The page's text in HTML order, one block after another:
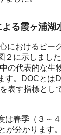
る霞ヶ浦湖
におけるピー
２に示しまし
の代表的な生
す。DOCとは
表す指標とし
春季（３～
が分かります